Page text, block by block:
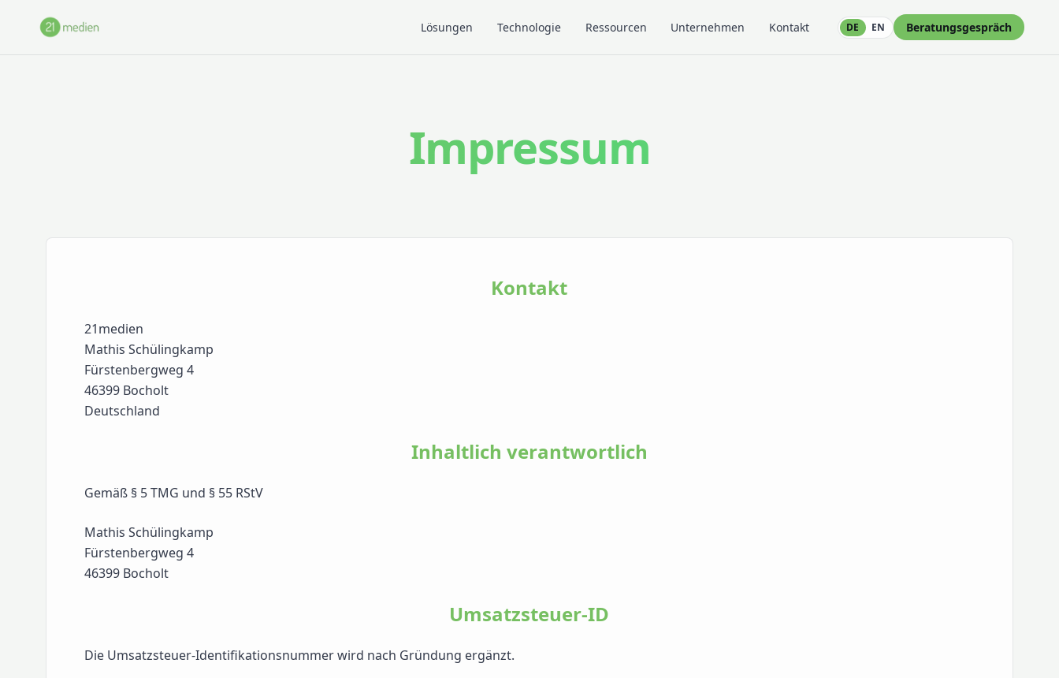
Lösungen Technologie Ressourcen Unternehmen Kontakt DE EN Beratungsgespräch
Impressum
Kontakt
21medien
Mathis Schülingkamp
Fürstenbergweg 4
46399 Bocholt
Deutschland
Inhaltlich verantwortlich
Gemäß § 5 TMG und § 55 RStV
Mathis Schülingkamp
Fürstenbergweg 4
46399 Bocholt
Umsatzsteuer-ID
Die Umsatzsteuer-Identifikationsnummer wird nach Gründung ergänzt.